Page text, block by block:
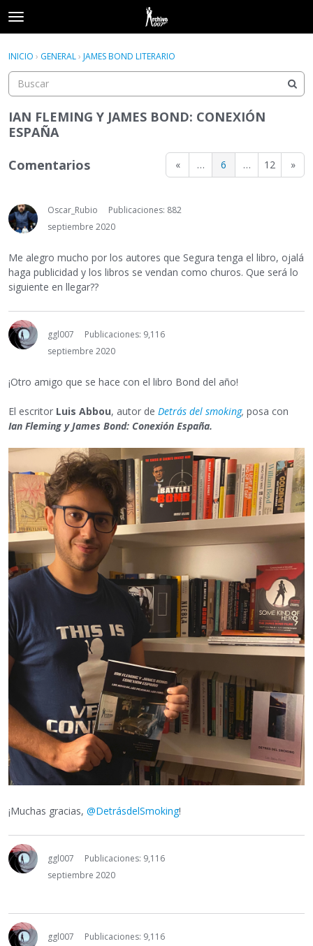
t
o
g
e
m
e
n
Acceder Registrarse
Hilos
Actividad
Acceder Registrarse
INICIO › GENERAL› JAMES BOND LITERARIO
IAN FLEMING Y JAMES BOND: CONEXIÓN
ESPAÑA
« … 6 … 12 »
Comentarios
Oscar_Rubio
Publicaciones: 882
septiembre 2020
Me alegro mucho por los autores que Segura tenga el libro, ojalá
haga publicidad y los libros se vendan como churos. Que será lo
siguiente en llegar??
ggl007
Publicaciones: 9,116
septiembre 2020
¡Otro amigo que se hace con el libro Bond del año!
El escritor Luis Abbou, autor de Detrás del smoking, posa con
Ian Fleming y James Bond: Conexión España.
¡Muchas gracias, @DetrásdelSmoking!
ggl007
Publicaciones: 9,116
septiembre 2020
ggl007
Publicaciones: 9,116